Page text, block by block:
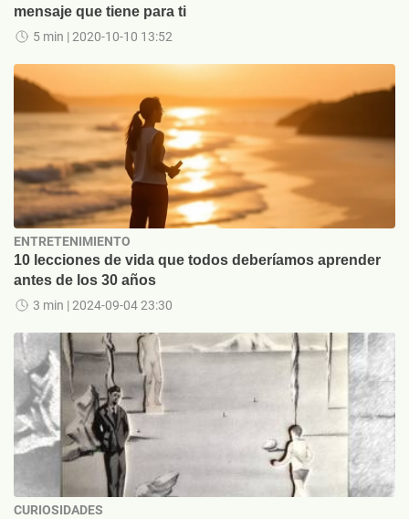
mensaje que tiene para ti
5 min | 2020-10-10 13:52
ENTRETENIMIENTO
10 lecciones de vida que todos deberíamos aprender
antes de los 30 años
3 min | 2024-09-04 23:30
CURIOSIDADES